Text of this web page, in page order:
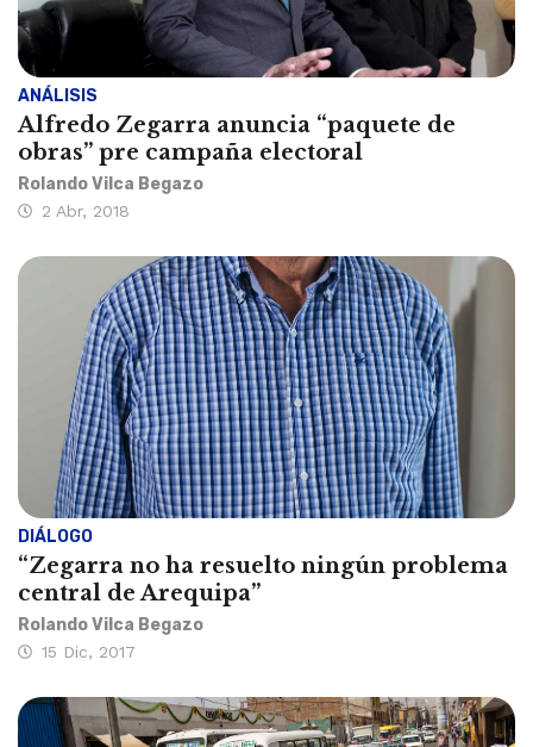
ANÁLISIS
Alfredo Zegarra anuncia “paquete de
obras” pre campaña electoral
Rolando Vilca Begazo
2 Abr, 2018
DIÁLOGO
“Zegarra no ha resuelto ningún problema
central de Arequipa”
Rolando Vilca Begazo
15 Dic, 2017